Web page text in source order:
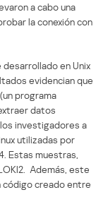
a cabo una
la conexión con
en Unix
evidencian que
programa
datos
investigadores a
utilizadas por
Estas muestras,
Además, este
código creado entre